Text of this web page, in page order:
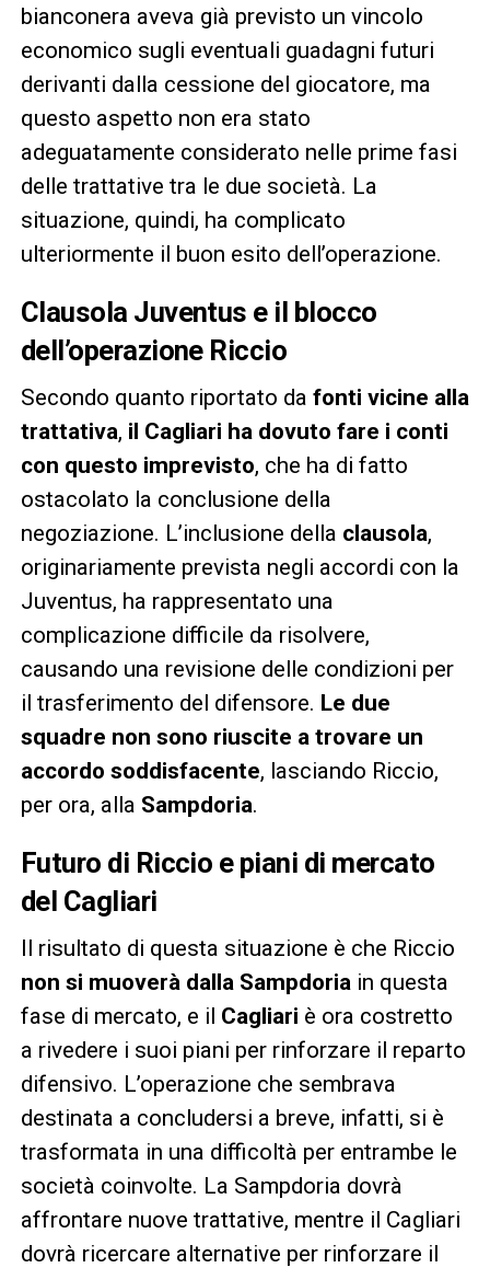
bianconera aveva già previsto un vincolo
economico sugli eventuali guadagni futuri
derivanti dalla cessione del giocatore, ma
questo aspetto non era stato
adeguatamente considerato nelle prime fasi
delle trattative tra le due società. La
situazione, quindi, ha complicato
ulteriormente il buon esito dell’operazione.
Clausola Juventus e il blocco
dell’operazione Riccio
Secondo quanto riportato da fonti vicine alla
trattativa, il Cagliari ha dovuto fare i conti
con questo imprevisto, che ha di fatto
ostacolato la conclusione della
negoziazione. L’inclusione della clausola,
originariamente prevista negli accordi con la
Juventus, ha rappresentato una
complicazione difficile da risolvere,
causando una revisione delle condizioni per
il trasferimento del difensore. Le due
squadre non sono riuscite a trovare un
accordo soddisfacente, lasciando Riccio,
per ora, alla Sampdoria.
Futuro di Riccio e piani di mercato
del Cagliari
Il risultato di questa situazione è che Riccio
non si muoverà dalla Sampdoriain questa
fase di mercato, e il Cagliari è ora costretto
a rivedere i suoi piani per rinforzare il reparto
difensivo. L’operazione che sembrava
destinata a concludersi a breve, infatti, si è
trasformata in una difficoltà per entrambe le
società coinvolte. La Sampdoria dovrà
affrontare nuove trattative, mentre il Cagliari
dovrà ricercare alternative per rinforzare il